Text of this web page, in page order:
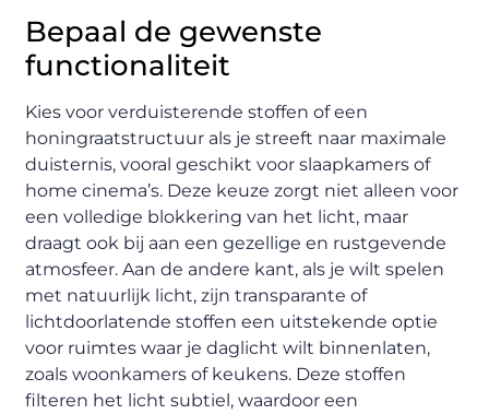
Bepaal de gewenste
functionaliteit
Kies voor verduisterende stoffen of een
honingraatstructuur als je streeft naar maximale
duisternis, vooral geschikt voor slaapkamers of
home cinema’s. Deze keuze zorgt niet alleen voor
een volledige blokkering van het licht, maar
draagt ook bij aan een gezellige en rustgevende
atmosfeer. Aan de andere kant, als je wilt spelen
met natuurlijk licht, zijn transparante of
lichtdoorlatende stoffen een uitstekende optie
voor ruimtes waar je daglicht wilt binnenlaten,
zoals woonkamers of keukens. Deze stoffen
filteren het licht subtiel, waardoor een